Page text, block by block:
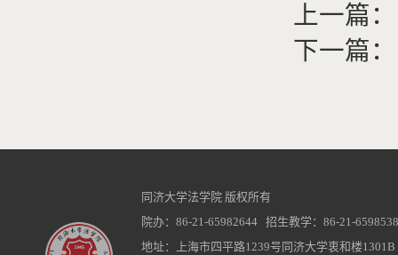
上一篇
下一篇
同济大学法学院 版权所有
院办：86-21-65982644 招生教学：86-21-
地址：上海市四平路1239号同济大学衷和楼1301B